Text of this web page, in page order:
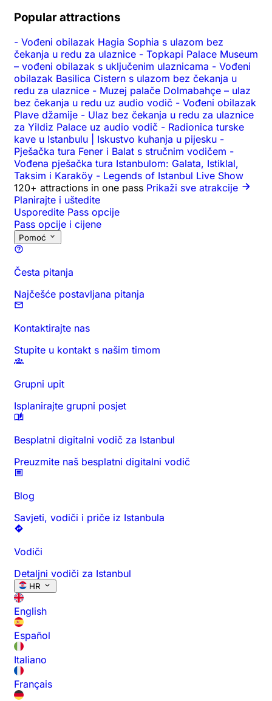
Popular attractions
- Vođeni obilazak Hagia Sophia s ulazom bez
čekanja u redu za ulaznice - Topkapi Palace Museum
– vođeni obilazak s uključenim ulaznicama - Vođeni
obilazak Basilica Cistern s ulazom bez čekanja u
redu za ulaznice - Muzej palače Dolmabahçe – ulaz
bez čekanja u redu uz audio vodič - Vođeni obilazak
Plave džamije - Ulaz bez čekanja u redu za ulaznice
za Yildiz Palace uz audio vodič - Radionica turske
kave u Istanbulu | Iskustvo kuhanja u pijesku -
Pješačka tura Fener i Balat s stručnim vodičem -
Vođena pješačka tura Istanbulom: Galata, Istiklal,
Taksim i Karaköy - Legends of Istanbul Live Show
120+ attractions in one pass Prikaži sve atrakcije
Planirajte i uštedite
Usporedite Pass opcije
Pass opcije i cijene
Pomoć
Česta pitanja
Najčešće postavljana pitanja
Kontaktirajte nas
Stupite u kontakt s našim timom
Grupni upit
Isplanirajte grupni posjet
Besplatni digitalni vodič za Istanbul
Preuzmite naš besplatni digitalni vodič
Blog
Savjeti, vodiči i priče iz Istanbula
Vodiči
Detaljni vodiči za Istanbul
HR
English
Español
Italiano
Français